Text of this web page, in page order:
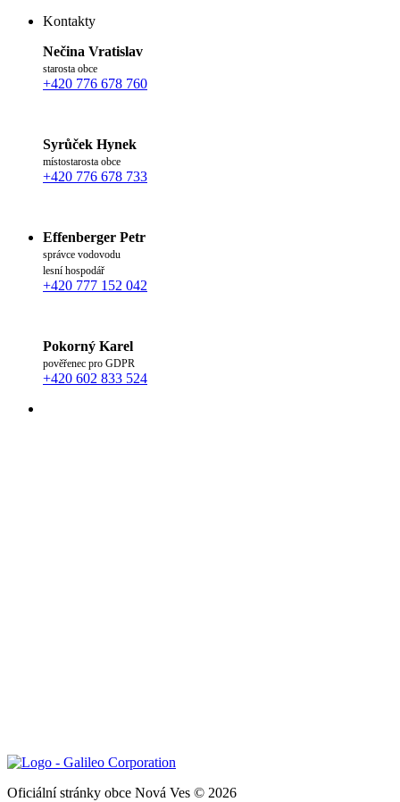
Kontakty
Nečina Vratislav
starosta obce
+420 776 678 760
Syrůček Hynek
místostarosta obce
+420 776 678 733
Effenberger Petr
správce vodovodu
lesní hospodář
+420 777 152 042
Pokorný Karel
pověřenec pro GDPR
+420 602 833 524
Oficiální stránky obce Nová Ves © 2026